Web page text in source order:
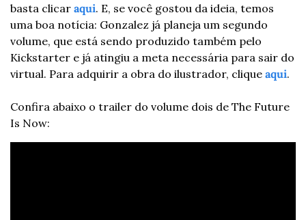
basta clicar aqui. E, se você gostou da ideia, temos
uma boa notícia: Gonzalez já planeja um segundo
volume, que está sendo produzido também pelo
Kickstarter e já atingiu a meta necessária para sair do
virtual. Para adquirir a obra do ilustrador, clique aqui.
Confira abaixo o trailer do volume dois de The Future
Is Now: